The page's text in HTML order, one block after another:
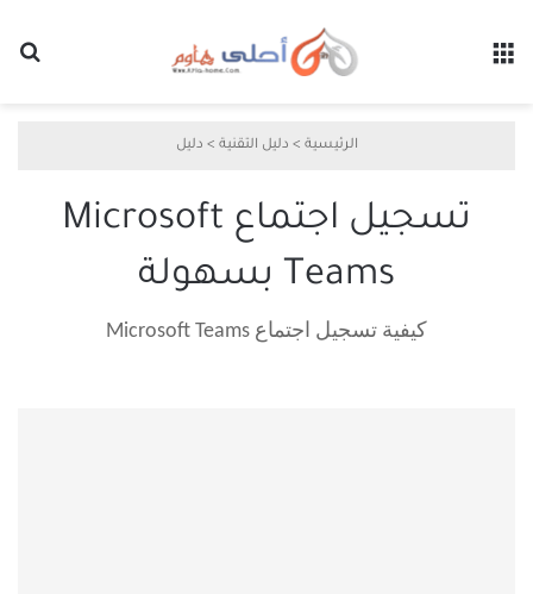
الرئيسية > دليل التقنية > دليل
تسجيل اجتماع Microsoft
Teams بسهولة
كيفية تسجيل اجتماع Microsoft Teams